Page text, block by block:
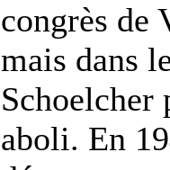
congrès de
mais dans
aboli. En